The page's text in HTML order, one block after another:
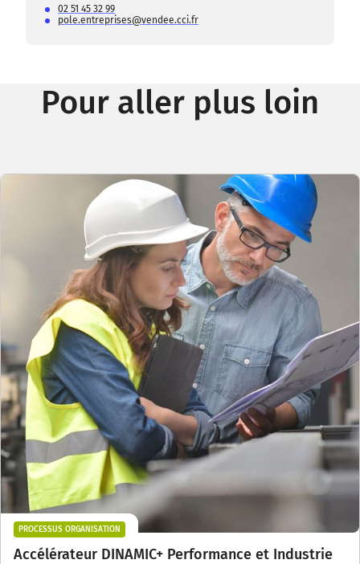
02 51 45 32 99
pole.entreprises@vendee.cci.fr
Pour aller plus loin
PROCESSUS ORGANISATION
Accélérateur DINAMIC+ Performance et Industrie